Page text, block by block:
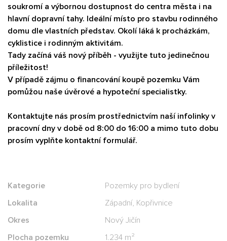
soukromí a výbornou dostupnost do centra města i na
hlavní dopravní tahy. Ideální místo pro stavbu rodinného
domu dle vlastních představ. Okolí láká k procházkám,
cyklistice i rodinným aktivitám.
Tady začíná váš nový příběh - využijte tuto jedinečnou
příležitost!
V případě zájmu o financování koupě pozemku Vám
pomůžou naše úvěrové a hypoteční specialistky.
Kontaktujte nás prosím prostřednictvím naší infolinky v
pracovní dny v době od 8:00 do 16:00 a mimo tuto dobu
prosím vyplňte kontaktní formulář.
Kategorie
Pozemky pro bydlení
Lokalita
Západní, Kopřivnice
Okres
Nový Jičín
Plocha pozemku
1.234 m²